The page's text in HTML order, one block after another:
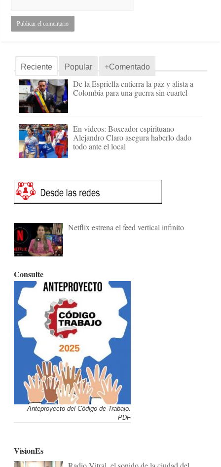
Reciente Popular +Comentado
De la Espriella entierra la paz y alista a
Colombia para una guerra sin cuartel
En videos: Boxeador espirituano
Alejandro Claro asegura haberlo dado
todo ante el local
Netflix estrena el feed vertical infinito
Consulte
Anteproyecto del Código de Trabajo.
PDF
VisionEs